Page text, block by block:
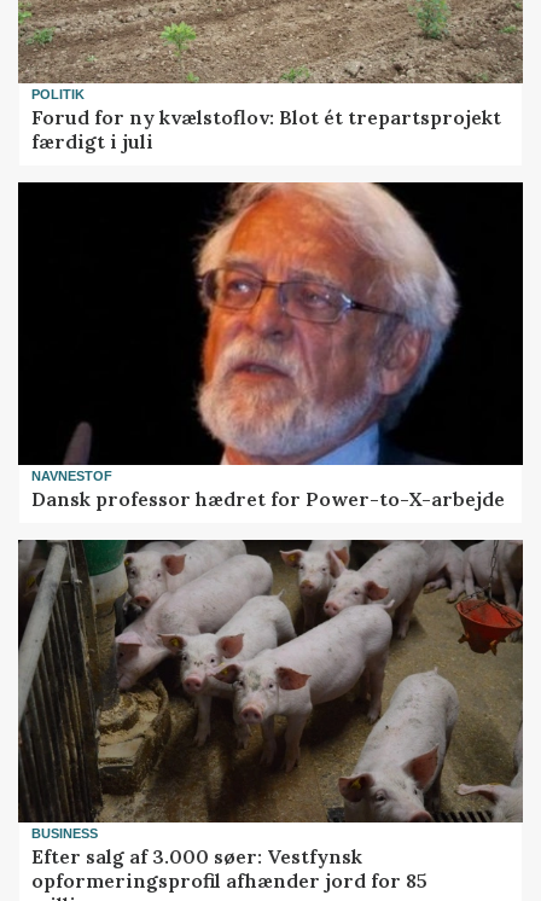
POLITIK
Forud for ny kvælstoflov: Blot ét trepartsprojekt
færdigt i juli
NAVNESTOF
Dansk professor hædret for Power-to-X-arbejde
BUSINESS
Efter salg af 3.000 søer: Vestfynsk
opformeringsprofil afhænder jord for 85